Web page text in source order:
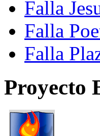
Falla
Falla
Falla
Proyecto